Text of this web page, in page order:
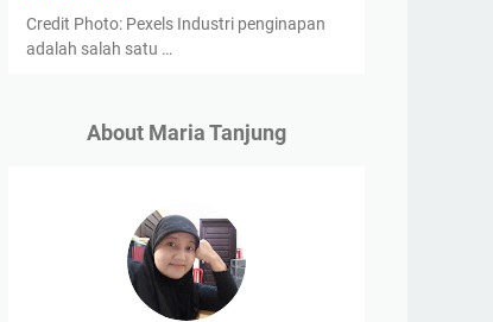
Credit Photo: Pexels Industri penginapan
adalah salah satu …
About Maria Tanjung